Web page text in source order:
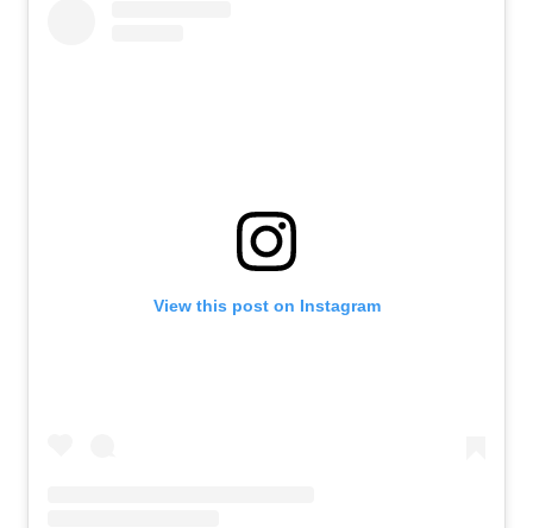
View this post on Instagram